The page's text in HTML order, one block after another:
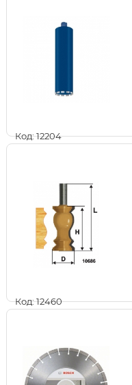
Код: 12204
Код: 12460